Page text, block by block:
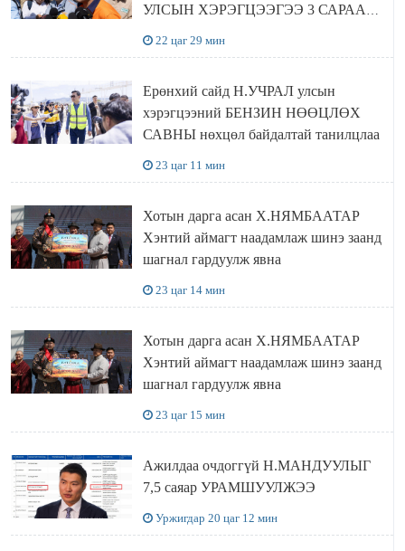
УЛСЫН ХЭРЭГЦЭЭГЭЭ 3 САРААР
22 цаг 29 мин
Ерөнхий сайд Н.УЧРАЛ улсын
хэрэгцээний БЕНЗИН НӨӨЦЛӨХ
САВНЫ нөхцөл байдалтай танилцлаа
23 цаг 11 мин
Хотын дарга асан Х.НЯМБААТАР
Хэнтий аймагт наадамлаж шинэ заанд
шагнал гардуулж явна
23 цаг 14 мин
Хотын дарга асан Х.НЯМБААТАР
Хэнтий аймагт наадамлаж шинэ заанд
шагнал гардуулж явна
23 цаг 15 мин
Ажилдаа очдоггүй Н.МАНДУУЛЫГ
7,5 саяар УРАМШУУЛЖЭЭ
Уржигдар 20 цаг 12 мин